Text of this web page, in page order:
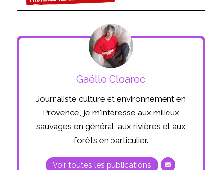
Gaëlle Cloarec
Journaliste culture et environnement en
Provence, je m'intéresse aux milieux
sauvages en général, aux rivières et aux
forêts en particulier.
Voir toutes les publications